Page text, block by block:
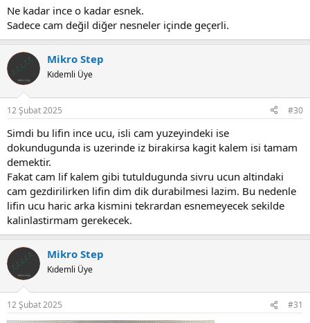
Ne kadar ince o kadar esnek.
Sadece cam değil diğer nesneler içinde geçerli.
Mikro Step
Kıdemli Üye
12 Şubat 2025 #30
Simdi bu lifin ince ucu, isli cam yuzeyindeki ise
dokundugunda is uzerinde iz birakirsa kagit kalem isi tamam
demektir.
Fakat cam lif kalem gibi tutuldugunda sivru ucun altindaki
cam gezdirilirken lifin dim dik durabilmesi lazim. Bu nedenle
lifin ucu haric arka kismini tekrardan esnemeyecek sekilde
kalinlastirmam gerekecek.
Mikro Step
Kıdemli Üye
12 Şubat 2025 #31